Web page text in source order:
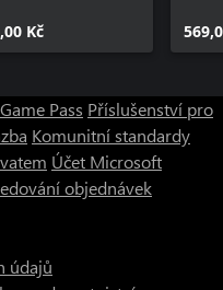
Kč
Pass Příslušenství pro
Komunitní standardy
Účet Microsoft
objednávek
údajů